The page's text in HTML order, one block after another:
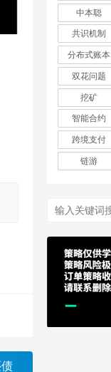
中本聪
共识机制
分布式账本
双花问题
挖矿
智能合约
跨境支付
链游